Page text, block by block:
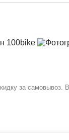
за самовывоз.